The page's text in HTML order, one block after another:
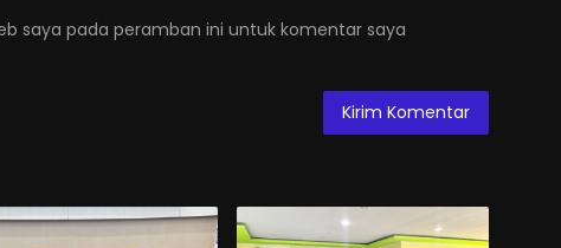
saya pada peramban ini untuk komentar saya